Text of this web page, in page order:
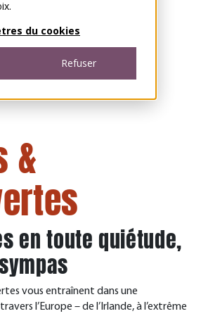
du cookies
Refuser
&
en toute quiétude,
vous entraînent dans une
l’Europe – de l’Irlande, à l’extrême